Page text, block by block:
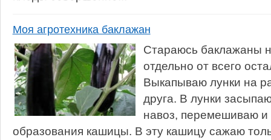
Моя агротехника баклажан
Стараюсь баклажаны
отдельно от всего
Выкапываю лунки на
друга. В лунки
навоз, перемешиваю и
образования кашицы. В эту кашицу сажаю